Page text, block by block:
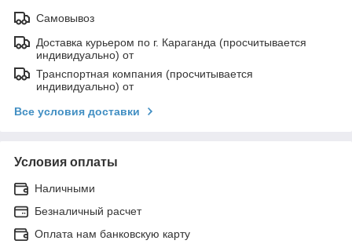
Самовывоз
Доставка курьером по г. Караганда (просчитывается
индивидуально) от
Транспортная компания (просчитывается
индивидуально) от
Все условия доставки
Условия оплаты
Наличными
Безналичный расчет
Оплата нам банковскую карту